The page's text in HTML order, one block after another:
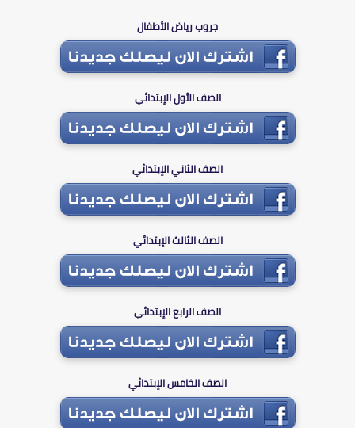
جروب رياض الأطفال
الصف الأول الإبتدائي
الصف الثاني الإبتدائي
الصف الثالث الإبتدائي
الصف الرابع الإبتدائي
الصف الخامس الإبتدائي